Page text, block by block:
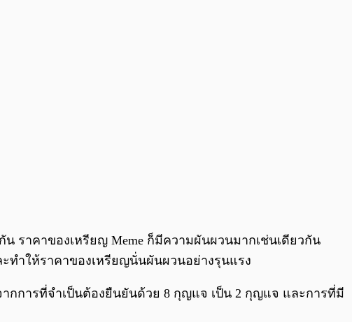
0:00 0:00
ราคาของเหรียญ Meme ก็มีความผันผวนมากเช่นเดียวกัน
ทำให้ราคาของเหรียญนั่นผันผวนอย่างรุนแรง
ากการที่จำเป็นต้องยืนยันด้วย 8 กุญแจ เป็น 2 กุญแจ และการที่มี